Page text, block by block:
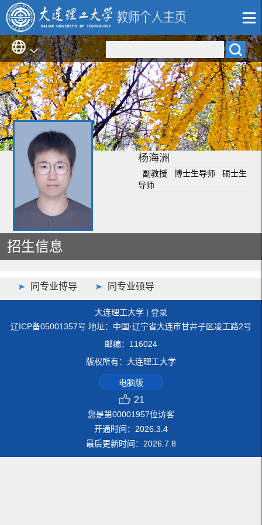
杨海洲
副教授 博士生导师 硕士生
导师
招生信息
同专业博导 同专业硕导
大连理工大学 | 登录
辽ICP备05001357号 地址：中国·辽宁省大连市甘井子区凌工路2号
邮编：116024
版权所有：大连理工大学
电脑版
21
您是第00001957位访客
开通时间： 2026 3 4
最后更新时间： 2026 7 8